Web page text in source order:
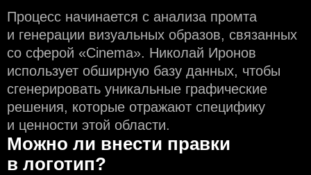
Процесс начинается с анализа промта
и генерации визуальных образов, связанных
со сферой «Cinema». Николай Иронов
использует обширную базу данных, чтобы
сгенерировать уникальные графические
решения, которые отражают специфику
и ценности этой области.
Можно ли внести правки
в логотип?